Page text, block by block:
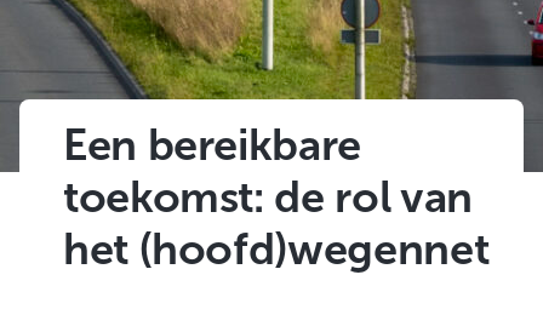
Een bereikbare
toekomst: de rol van
het (hoofd)wegennet